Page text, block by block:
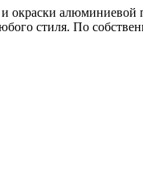
алюминиевой
стиля. По